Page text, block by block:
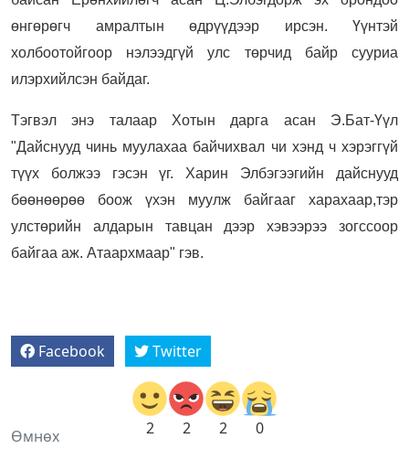
өнгөрөгч амралтын өдрүүдээр ирсэн. Үүнтэй
холбоотойгоор нэлээдгүй улс төрчид байр сууриа
илэрхийлсэн байдаг.
Тэгвэл энэ талаар Хотын дарга асан Э.Бат-Үүл
"Дайснууд чинь муулахаа байчихвал чи хэнд ч хэрэггүй
түүх болжээ гэсэн үг. Харин Элбэгээгийн дайснууд
бөөнөөрөө боож үхэн муулж байгааг харахаар,тэр
улстөрийн алдарын тавцан дээр хэвээрээ зогссоор
байгаа аж. Атаархмаар" гэв.
Facebook Twitter
2 2 2 0
Өмнөх